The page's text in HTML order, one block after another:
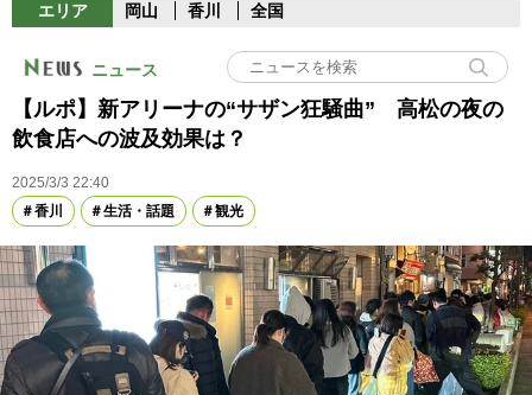
エリア 岡山 香川 全国
ニュース
【ルポ】新アリーナの“サザン狂騒曲” 高松の夜の
飲食店への波及効果は？
2025/3/3 22:40
香川
生活・話題 観光